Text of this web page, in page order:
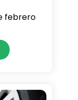
febrero